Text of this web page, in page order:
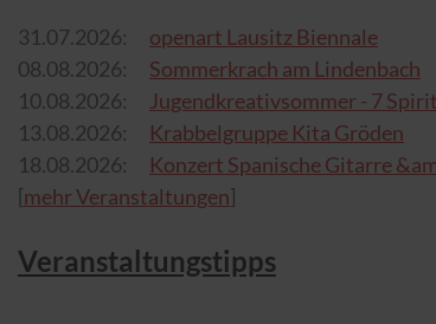
31.07.2026:
openart Lausitz Biennale
08.08.2026:
Sommerkrach am Lindenbach
10.08.2026:
Jugendkreativsommer - 7
13.08.2026:
Krabbelgruppe Kita Gröden
18.08.2026:
Konzert Spanische Gitarre
[mehr Veranstaltungen]
Veranstaltungstipps